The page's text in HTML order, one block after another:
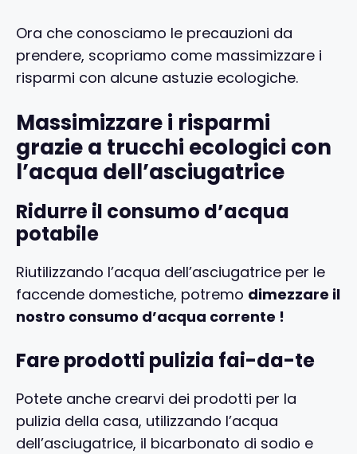
Ora che conosciamo le precauzioni da
prendere, scopriamo come massimizzare i
risparmi con alcune astuzie ecologiche.
Massimizzare i risparmi
grazie a trucchi ecologici con
l’acqua dell’asciugatrice
Ridurre il consumo d’acqua
potabile
Riutilizzando l’acqua dell’asciugatrice per le
faccende domestiche, potremo dimezzare il
nostro consumo d’acqua corrente !
Fare prodotti pulizia fai-da-te
Potete anche crearvi dei prodotti per la
pulizia della casa, utilizzando l’acqua
dell’asciugatrice, il bicarbonato di sodio e